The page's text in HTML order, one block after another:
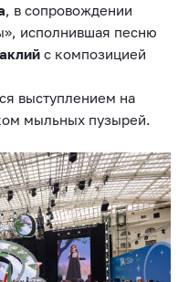
, в сопровождении
исполнившая песню
с композицией
выступлением на
мыльных пузырей.